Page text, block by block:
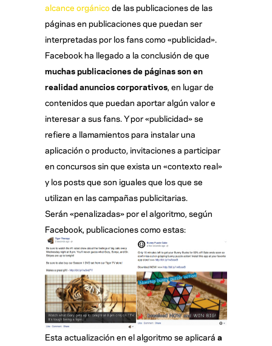
alcance orgánico de las publicaciones de las
páginas en publicaciones que puedan ser
interpretadas por los fans como «publicidad».
Facebook ha llegado a la conclusión de que
muchas publicaciones de páginas son en
realidad anuncios corporativos , en lugar de
contenidos que puedan aportar algún valor e
interesar a sus fans. Y por «publicidad» se
refiere a llamamientos para instalar una
aplicación o producto, invitaciones a participar
en concursos sin que exista un «contexto real»
y los posts que son iguales que los que se
utilizan en las campañas publicitarias.
Serán «penalizadas» por el algoritmo, según
Facebook, publicaciones como estas:
Esta actualización en el algoritmo se aplicará a